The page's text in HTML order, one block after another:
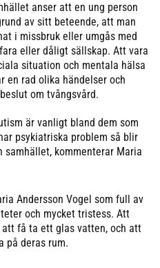
anser att en ung person
av sitt beteende, att man
i missbruk eller umgås med
eller dåligt sällskap. Att vara
situation och mentala hälsa
en rad olika händelser och
om tvångsvård.
är vanligt bland dem som
psykiatriska problem så blir
kommenterar Maria
Andersson Vogel som full av
och mycket tristess. Att
att få ta ett glas vatten, och att
på deras rum.